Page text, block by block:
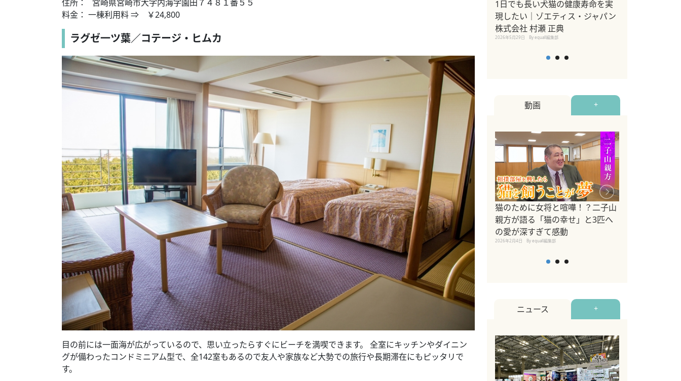
住所： 宮崎県宮崎市大字内海字園田７４８１番５５
料金： 一棟利用料 ⇒ ￥24,800
ラグゼ一ツ葉／コテージ・ヒムカ
目の前には一面海が広がっているので、思い立ったらすぐにビーチを満喫できます。 全室にキッチンやダイニン
グが備わったコンドミニアム型で、全142室もあるので友人や家族など大勢での旅行や長期滞在にもピッタリで
す。
1日でも長い犬猫の健康寿命を実
現したい｜ゾエティス・ジャパン
株式会社 村瀬 正典
2026年5月29日 By equall編集部
動画 +
猫のために女将と喧嘩！？二子山
親方が語る「猫の幸せ」と3匹へ
の愛が深すぎて感動
2026年2月4日 By equall編集部
ニュース +